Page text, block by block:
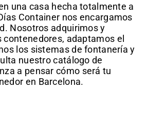
una casa hecha totalmente a
Container nos encargamos
Nosotros adquirimos y
adaptamos el
los sistemas de fontanería y
nuestro catálogo de
a pensar cómo será tu
en Barcelona.